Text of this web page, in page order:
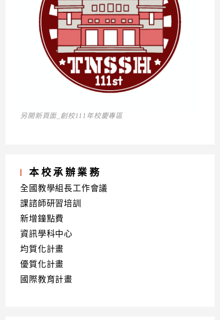
另開新頁面_創校111年校慶專區
本校承辦業務
全國教學組長工作會議
課諮師研習培訓
新增鐘點費
資訊學科中心
均質化計畫
優質化計畫
國際教育計畫